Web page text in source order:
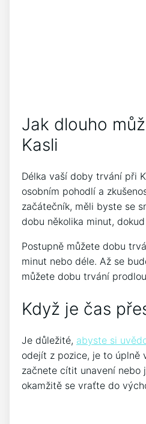
Jak dlouho
Kasli
Délka vaší doby trvání při
osobním pohodlí a
začátečník, měli byste se
dobu několika minut,
Postupně můžete dobu
minut nebo déle. Až se
můžete dobu trvání
Když je čas
Je důležité, abyste si
odejít z pozice, je to úplně
začnete cítit unavení nebo
okamžitě se vraťte do